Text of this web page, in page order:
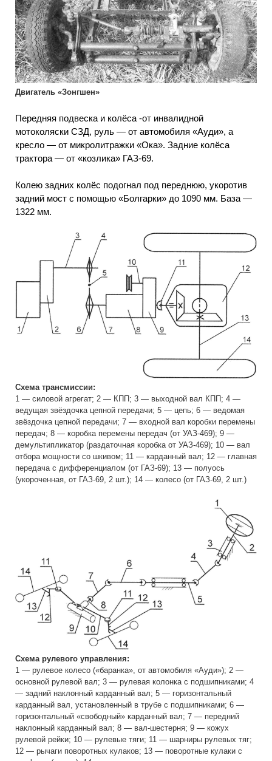
Двигатель «Зонгшен»
Передняя подвеска и колёса -от инвалидной
мотоколяски СЗД, руль — от автомобиля «Ауди», а
кресло — от микролитражки «Ока». Задние колёса
трактора — от «козлика» ГАЗ-69.
Колею задних колёс подогнал под переднюю, укоротив
задний мост с помощью «Болгарки» до 1090 мм. База —
1322 мм.
Схема трансмиссии:
1 — силовой агрегат; 2 — КПП; 3 — выходной вал КПП; 4 —
ведущая звёздочка цепной передачи; 5 — цепь; 6 — ведомая
звёздочка цепной передачи; 7 — входной вал коробки перемены
передач; 8 — коробка перемены передач (от УАЗ-469); 9 —
демультипликатор (раздаточная коробка от УАЗ-469); 10 — вал
отбора мощности со шкивом; 11 — карданный вал; 12 — главная
передача с дифференциалом (от ГАЗ-69); 13 — полуось
(укороченная, от ГАЗ-69, 2 шт.); 14 — колесо (от ГАЗ-69, 2 шт.)
Схема рулевого управления:
1 — рулевое колесо («баранка», от автомобиля «Ауди»); 2 —
основной рулевой вал; 3 — рулевая колонка с подшипниками; 4
— задний наклонный карданный вал; 5 — горизонтальный
карданный вал, установленный в трубе с подшипниками; 6 —
горизонтальный «свободный» карданный вал; 7 — передний
наклонный карданный вал; 8 — вал-шестерня; 9 — кожух
рулевой рейки; 10 — рулевые тяги; 11 — шарниры рулевых тяг;
12 — рычаги поворотных кулаков; 13 — поворотные кулаки с